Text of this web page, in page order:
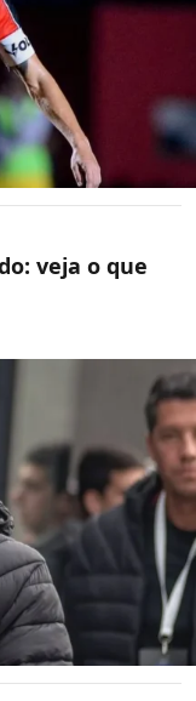
veja o que